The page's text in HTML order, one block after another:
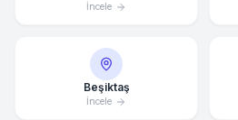
İncele
Beşiktaş
İncele